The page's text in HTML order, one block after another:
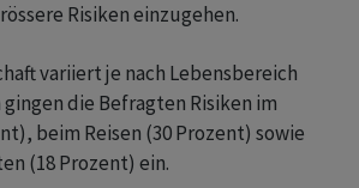
Risiken einzugehen.
variiert je nach Lebensbereich
die Befragten Risiken im
beim Reisen (30 Prozent) sowie
(18 Prozent) ein.